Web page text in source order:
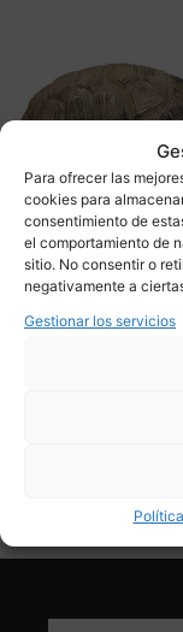
Para ofrecer las
cookies para
consentimiento de
el comportamiento de
sitio. No consentir o
negativamente a
Gestionar los servicios
Escultura
estopa, pps. S.XX